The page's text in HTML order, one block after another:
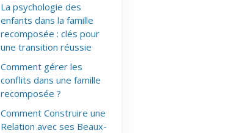
La psychologie des
enfants dans la famille
recomposée : clés pour
une transition réussie
Comment gérer les
conflits dans une famille
recomposée ?
Comment Construire une
Relation avec ses Beaux-